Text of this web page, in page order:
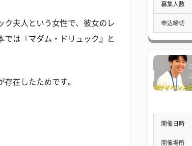
ク夫人という女性で、彼女のレ
では『マダム・ドリュック』と
在したためです。
募集人数
申込締切
開催日時
開催場所